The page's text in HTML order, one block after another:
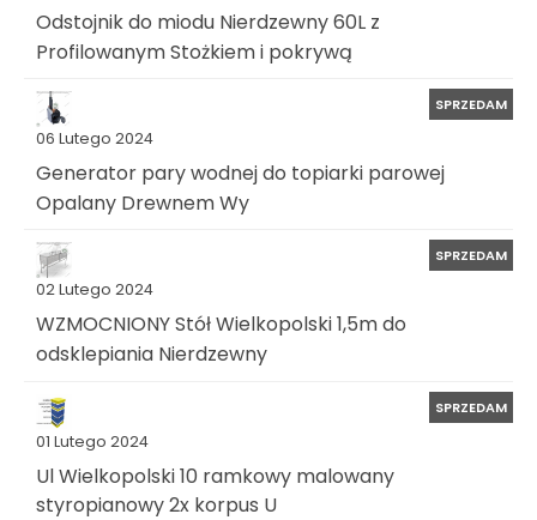
Odstojnik do miodu Nierdzewny 60L z
Profilowanym Stożkiem i pokrywą
06 Lutego 2024
SPRZEDAM
Generator pary wodnej do topiarki parowej
Opalany Drewnem Wy
02 Lutego 2024
SPRZEDAM
WZMOCNIONY Stół Wielkopolski 1,5m do
odsklepiania Nierdzewny
01 Lutego 2024
SPRZEDAM
Ul Wielkopolski 10 ramkowy malowany
styropianowy 2x korpus U